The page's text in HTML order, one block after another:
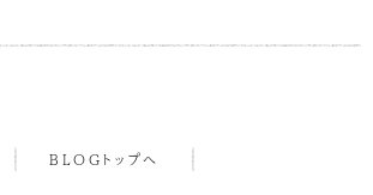
BLOGトップへ